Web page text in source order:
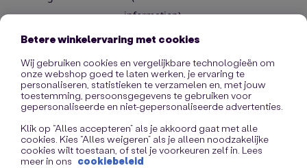
information).
Betere winkelervaring met cookies
Wij gebruiken cookies en vergelijkbare technologieën om
onze webshop goed te laten werken, je ervaring te
personaliseren, statistieken te verzamelen en, met jouw
toestemming, persoonsgegevens te gebruiken voor
gepersonaliseerde en niet-gepersonaliseerde advertenties.
Klik op “Alles accepteren” als je akkoord gaat met alle
cookies. Kies “Alles weigeren” als je alleen noodzakelijke
cookies wilt toestaan, of stel je voorkeuren zelf in. Lees
meer in ons cookiebeleid